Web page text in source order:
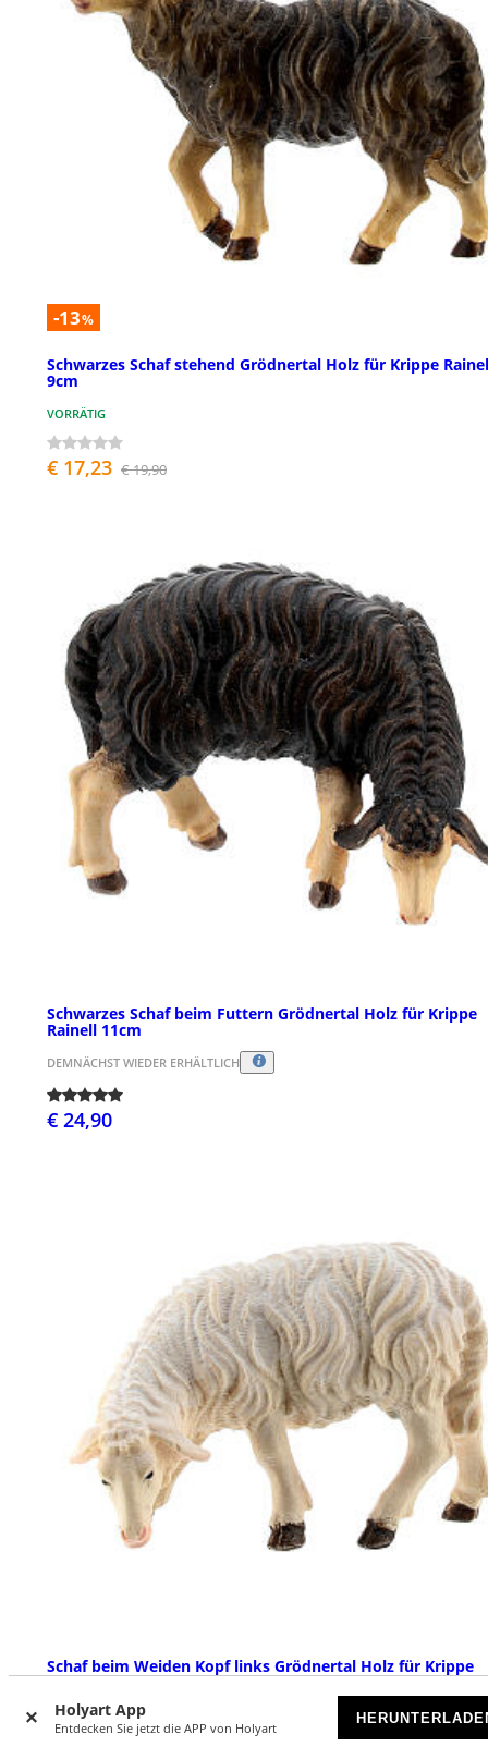
Holyart App
Entdecken Sie jetzt die APP von Holyart
-13%
Schwarzes Schaf stehend Grödnertal Holz für Krippe
9cm
VORRÄTIG
€ 17,23 € 19,90
Schwarzes Schaf beim Futtern Grödnertal Holz für Krippe
Rainell 11cm
DEMNÄCHST WIEDER ERHÄLTLICH
€ 24,90
Schaf beim Weiden Kopf links Grödnertal Holz für Krippe
Rainell 9cm
VORRÄTIG